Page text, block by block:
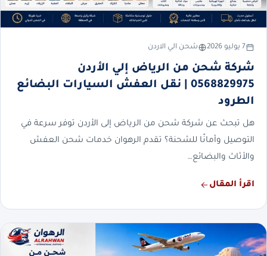
7 يوليو 2026 شحن الي الاردن
شركة شحن من الرياض إلي الأردن
0568829975 | نقل العفش السيارات البضائع
الطرود
هل تبحث عن شركة شحن من الرياض إلى الأردن توفر سرعة في
التوصيل وأمانًا للشحنة؟ تقدم الرهوان خدمات شحن العفش
والأثاث والبضائع…
اقرأ المقال